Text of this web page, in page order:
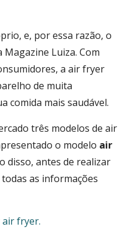
e, por essa razão, o
Luiza. Com
a air fryer
de muita
comida mais saudável.
três modelos de air
o modelo air
disso, antes de realizar
as informações
fryer.